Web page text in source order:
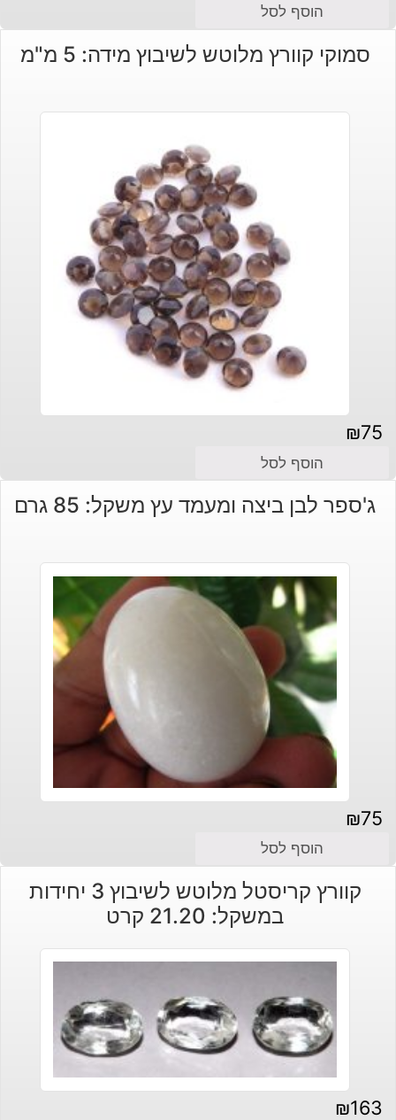
הוסף לסל
סמוקי קוורץ מלוטש לשיבוץ מידה: 5 מ"מ
₪75
הוסף לסל
ג'ספר לבן ביצה ומעמד עץ משקל: 85 גרם
₪75
הוסף לסל
קוורץ קריסטל מלוטש לשיבוץ 3 יחידות
במשקל: 21.20 קרט
₪163